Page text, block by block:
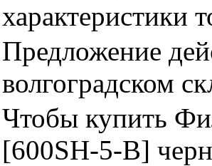
характеристики
Предложение
волгоградском
Чтобы купить
[600SH-5-B]